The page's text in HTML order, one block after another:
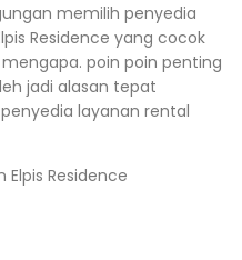
memilih penyedia
Residence yang cocok
poin poin penting
jadi alasan tepat
layanan rental